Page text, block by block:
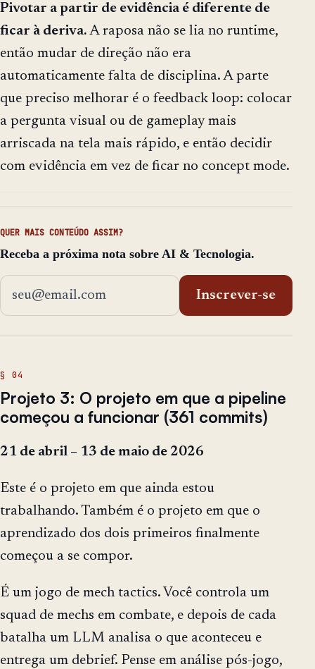
Pivotar a partir de evidência é diferente de
ficar à deriva. A raposa não se lia no runtime,
então mudar de direção não era
automaticamente falta de disciplina. A parte
que preciso melhorar é o feedback loop: colocar
a pergunta visual ou de gameplay mais
arriscada na tela mais rápido, e então decidir
com evidência em vez de ficar no concept mode.
QUER MAIS CONTEÚDO ASSIM?
Receba a próxima nota sobre AI & Tecnologia.
Endereço de email
Inscrever-se
Projeto 3: O projeto em que a pipeline
começou a funcionar (361 commits)
21 de abril – 13 de maio de 2026
Este é o projeto em que ainda estou
trabalhando. Também é o projeto em que o
aprendizado dos dois primeiros finalmente
começou a se compor.
É um jogo de mech tactics. Você controla um
squad de mechs em combate, e depois de cada
batalha um LLM analisa o que aconteceu e
entrega um debrief. Pense em análise pós-jogo,